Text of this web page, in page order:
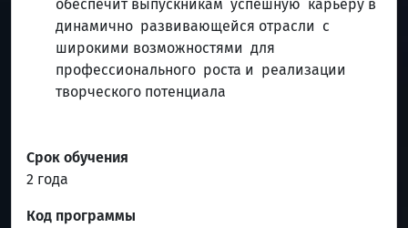
обеспечит выпускникам успешную карьеру в
динамично развивающейся отрасли с
широкими возможностями для
профессионального роста и реализации
творческого потенциала
Срок обучения
2 года
Код программы